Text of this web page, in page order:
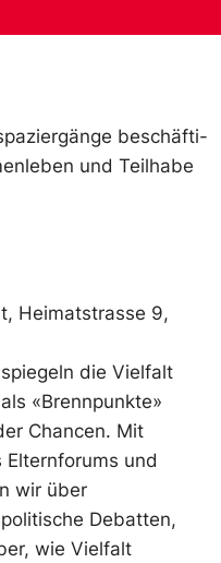
be­schäf­ti­
und Teil­ha­be
Heimatstrasse 9,
die Vielfalt
«Brennpunkte»
Chancen. Mit
und
wir über
Debatten,
wie Vielfalt